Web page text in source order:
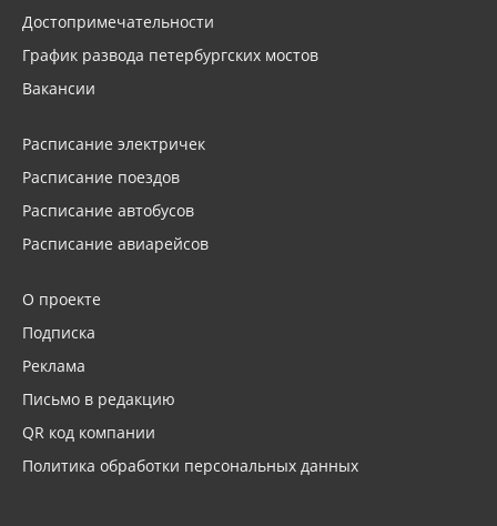
Достопримечательности
График развода петербургских мостов
Вакансии
Расписание электричек
Расписание поездов
Расписание автобусов
Расписание авиарейсов
О проекте
Подписка
Реклама
Письмо в редакцию
QR код компании
Политика обработки персональных данных